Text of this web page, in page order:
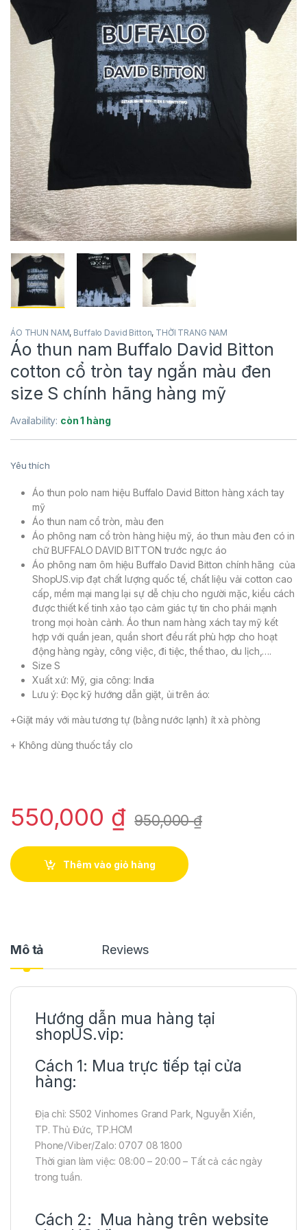
ÁO THUN NAM, Buffalo David Bitton, THỜI TRANG NAM
Áo thun nam Buffalo David Bitton
cotton cổ tròn tay ngắn màu đen
size S chính hãng hàng mỹ
Availability: còn 1 hàng
Yêu thích
Áo thun polo nam hiệu Buffalo David Bitton hàng xách tay
mỹ
Áo thun nam cổ tròn, màu đen
Áo phông nam cổ tròn hàng hiệu mỹ, áo thun màu đen có in
chữ BUFFALO DAVID BITTON trước ngực áo
Áo phông nam ôm hiệu Buffalo David Bitton chính hãng của
ShopUS.vip đạt chất lượng quốc tế, chất liệu vải cotton cao
cấp, mềm mại mang lại sự dễ chịu cho người mặc, kiểu cách
được thiết kế tinh xảo tạo cảm giác tự tin cho phái mạnh
trong mọi hoàn cảnh. Áo thun nam hàng xách tay mỹ kết
hợp với quần jean, quần short đều rất phù hợp cho hoạt
động hàng ngày, công việc, đi tiệc, thể thao, du lịch,….
Size S
Xuất xứ: Mỹ, gia công: India
Lưu ý: Đọc kỹ hướng dẫn giặt, ủi trên áo:
+Giặt máy với màu tương tự (bằng nước lạnh) ít xà phòng
+ Không dùng thuốc tẩy clo
550,000 ₫ 950,000₫
Thêm vào giỏ hàng
Mô tả Reviews
Hướng dẫn mua hàng tại
shopUS.vip:
Cách 1: Mua trực tiếp tại cửa
hàng:
Địa chỉ: S502 Vinhomes Grand Park, Nguyễn Xiển,
TP. Thủ Đức, TP.HCM
Phone/Viber/Zalo: 0707 08 1800
Thời gian làm việc: 08:00 – 20:00 – Tất cả các ngày
trong tuần.
Cách 2: Mua hàng trên website